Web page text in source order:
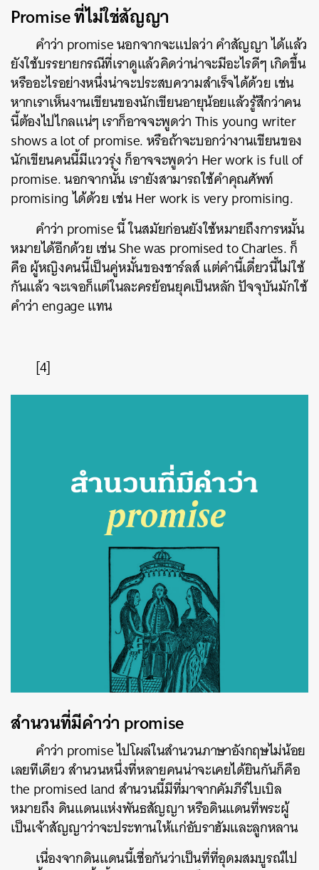
Promise ที่ไม่ใช่สัญญา
คำว่า promise นอกจากจะแปลว่า คำสัญญา ได้แล้ว
ยังใช้บรรยายกรณีที่เราดูแล้วคิดว่าน่าจะมีอะไรดีๆ เกิดขึ้น
หรืออะไรอย่างหนึ่งน่าจะประสบความสำเร็จได้ด้วย เช่น
หากเราเห็นงานเขียนของนักเขียนอายุน้อยแล้วรู้สึกว่าคน
นี้ต้องไปไกลแน่ๆ เราก็อาจจะพูดว่า This young writer
shows a lot of promise. หรือถ้าจะบอกว่างานเขียนของ
นักเขียนคนนี้มีแววรุ่ง ก็อาจจะพูดว่า Her work is full of
promise. นอกจากนั้น เรายังสามารถใช้คำคุณศัพท์
promising ได้ด้วย เช่น Her work is very promising.
คำว่า promise นี้ ในสมัยก่อนยังใช้หมายถึงการหมั้น
หมายได้อีกด้วย เช่น She was promised to Charles. ก็
คือ ผู้หญิงคนนี้เป็นคู่หมั้นของชาร์ลส์ แต่คำนี้เดี๋ยวนี้ไม่ใช้
กันแล้ว จะเจอก็แต่ในละครย้อนยุคเป็นหลัก ปัจจุบันมักใช้
คำว่า engage แทน
[4]
สำนวนที่มีคำว่า promise
คำว่า promise ไปโผล่ในสำนวนภาษาอังกฤษไม่น้อย
เลยทีเดียว สำนวนหนึ่งที่หลายคนน่าจะเคยได้ยินกันก็คือ
the promised land สำนวนนี้มีที่มาจากคัมภีร์ไบเบิล
หมายถึง ดินแดนแห่งพันธสัญญา หรือดินแดนที่พระผู้
เป็นเจ้าสัญญาว่าจะประทานให้แก่อับราฮัมและลูกหลาน
เนื่องจากดินแดนนี้เชื่อกันว่าเป็นที่ที่อุดมสมบูรณ์ไป
SHARE TWEET